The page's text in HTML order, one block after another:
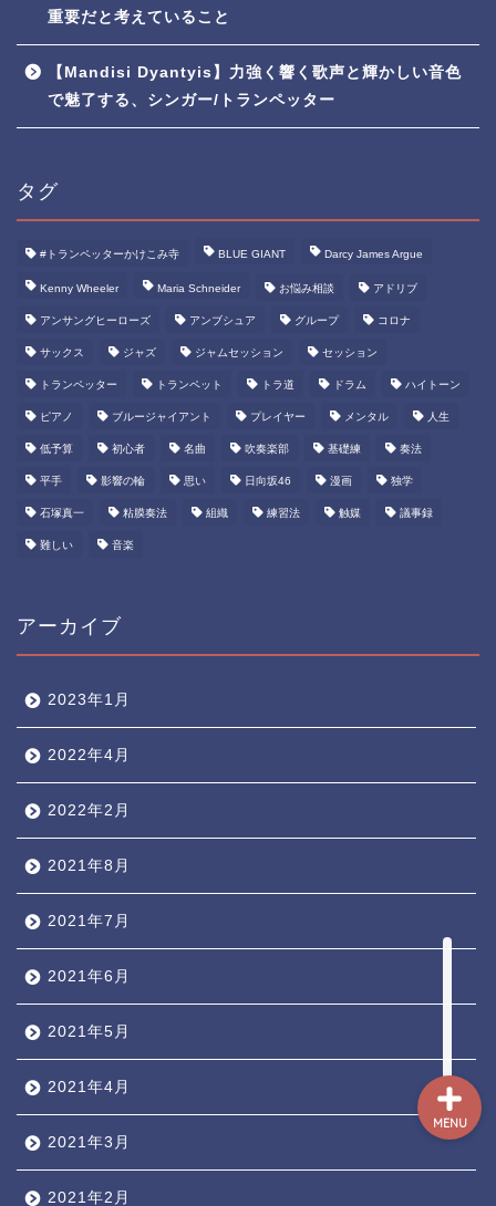
重要だと考えていること
【Mandisi Dyantyis】力強く響く歌声と輝かしい音色
で魅了する、シンガー/トランペッター
タグ
#トランペッターかけこみ寺 BLUE GIANT Darcy James Argue
Kenny Wheeler Maria Schneider お悩み相談 アドリブ
アンサングヒーローズ アンブシュア グループ コロナ
サックス ジャズ ジャムセッション セッション
トランペッター トランペット トラ道 ドラム ハイトーン
ピアノ ブルージャイアント プレイヤー メンタル 人生
低予算 初心者 名曲 吹奏楽部 基礎練 奏法
平手 影響の輪 思い 日向坂46 漫画 独学
石塚真一 粘膜奏法 組織 練習法 触媒 議事録
難しい 音楽
アーカイブ
2023年1月
2022年4月
2022年2月
2021年8月
2021年7月
2021年6月
2021年5月
2021年4月
2021年3月
2021年2月
MENU
人気ページ ◎
トラ道通信 ┫